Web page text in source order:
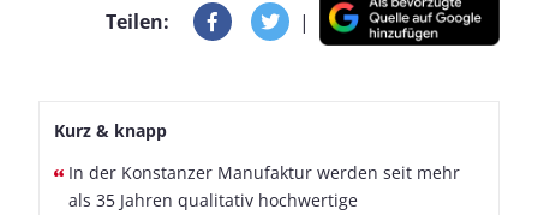
Teilen: |
Kurz & knapp
In der Konstanzer Manufaktur werden seit mehr
als 35 Jahren qualitativ hochwertige